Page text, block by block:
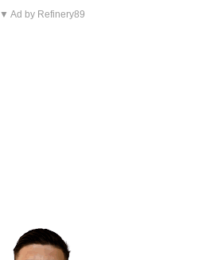
▼ Ad by Refinery89